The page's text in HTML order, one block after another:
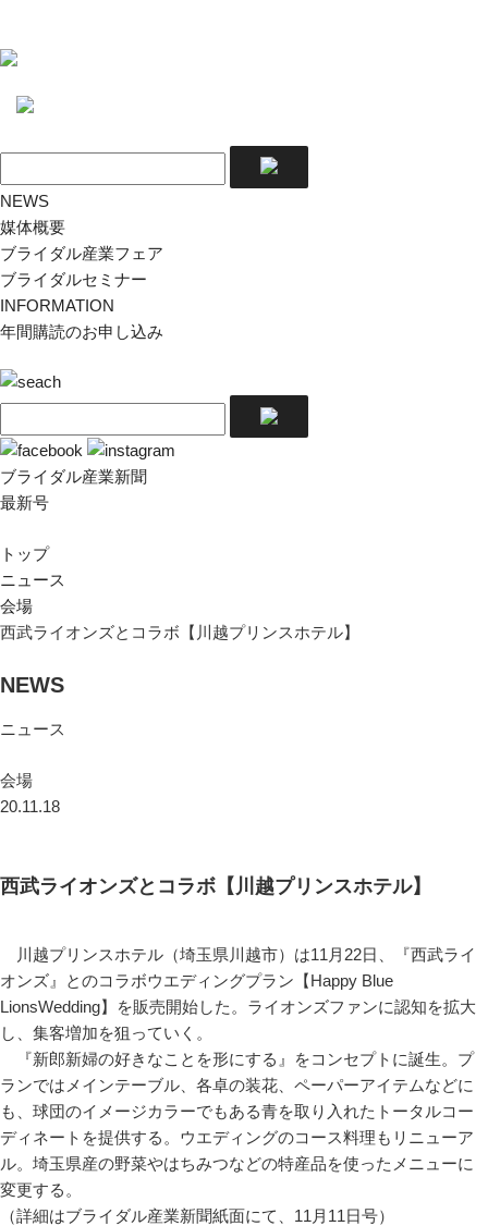
NEWS
媒体概要
ブライダル産業フェア
ブライダルセミナー
INFORMATION
年間購読のお申し込み
ブライダル産業新聞
最新号
トップ
ニュース
会場
西武ライオンズとコラボ【川越プリンスホテル】
NEWS
ニュース
会場
20.11.18
西武ライオンズとコラボ【川越プリンスホテル】
川越プリンスホテル（埼玉県川越市）は11月22日、『西武ライ
オンズ』とのコラボウエディングプラン【Happy Blue
LionsWedding】を販売開始した。ライオンズファンに認知を拡大
し、集客増加を狙っていく。
『新郎新婦の好きなことを形にする』をコンセプトに誕生。プ
ランではメインテーブル、各卓の装花、ペーパーアイテムなどに
も、球団のイメージカラーでもある青を取り入れたトータルコー
ディネートを提供する。ウエディングのコース料理もリニューア
ル。埼玉県産の野菜やはちみつなどの特産品を使ったメニューに
変更する。
（詳細はブライダル産業新聞紙面にて、11月11日号）